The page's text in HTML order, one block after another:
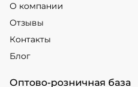
О компании
Отзывы
Контакты
Блог
Оптово-розничная база